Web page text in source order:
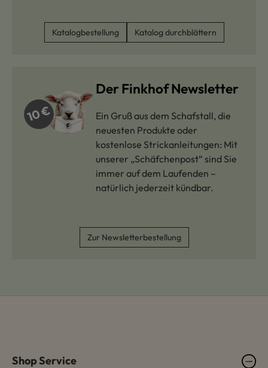
Katalogbestellung Katalog durchblättern
Der Finkhof Newsletter
Ein Gruß aus dem Schafstall, die
neuesten Produkte oder
kostenlose Strickanleitungen: Mit
unserer „Schäfchenpost“ sind Sie
immer auf dem Laufenden –
natürlich jederzeit kündbar.
Zur Newsletterbestellung
Shop Service